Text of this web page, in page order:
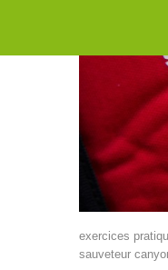
exercices
sauveteur